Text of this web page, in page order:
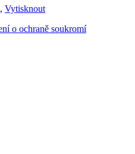
, Vytisknout
o ochraně soukromí